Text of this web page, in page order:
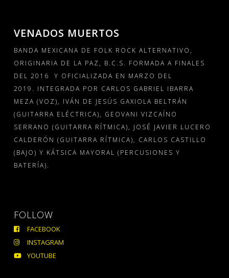
VENADOS MUERTOS
BANDA MEXICANA DE FOLK ROCK ALTERNATIVO,
ORIGINARIA DE LA PAZ, B.C.S. FORMADA A FINALES
DEL 2016
Y OFICIALIZADA EN MARZO DEL
2019. INTEGRADA POR CARLOS GABRIEL IBARRA
MEZA (VOZ), IVÁN DE JESÚS GAXIOLA BELTRÁN
(GUITARRA ELÉCTRICA), GEOVANI VIZCAÍNO
SERRANO (GUITARRA RÍTMICA), JOSÉ JAVIER LUCERO
CALDERÓN (GUITARRA RÍTMICA), CARLOS CASTILLO
(BAJO) Y KÁTSICA MAYORAL (PERCUSIONES Y
BATERÍA).
FOLLOW
FACEBOOK
INSTAGRAM
YOUTUBE